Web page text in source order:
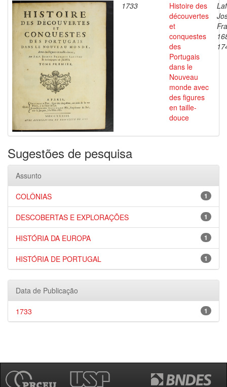
1733
Histoire des
découvertes
et
conquestes
des
Portugais
dans le
Nouveau
monde avec
des figures
en taille-
douce
Sugestões de pesquisa
Assunto
1
COLÔNIAS
1
DESCOBERTAS E EXPLORAÇÕES
1
HISTÓRIA DA EUROPA
1
HISTÓRIA DE PORTUGAL
Data de Publicação
1
1733